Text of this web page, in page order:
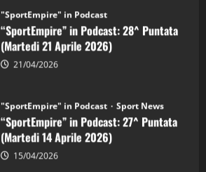
"SportEmpire" in Podcast
“SportEmpire” in Podcast: 28^ Puntata
(Martedi 21 Aprile 2026)
21/04/2026
"SportEmpire" in Podcast Sport News
“SportEmpire” in Podcast: 27^ Puntata
(Martedi 14 Aprile 2026)
15/04/2026